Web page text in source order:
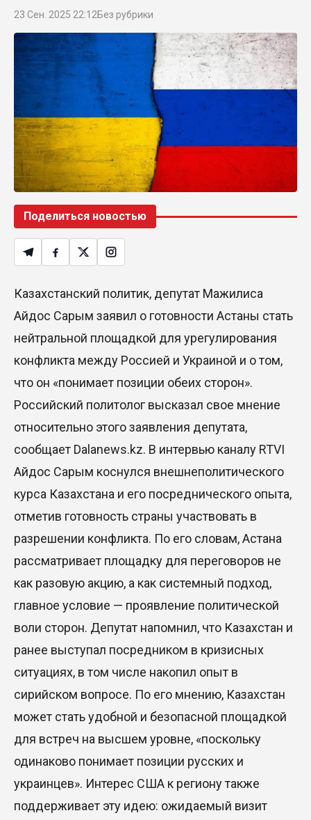
23 Сен. 2025 22:12Без рубрики
Поделиться новостью
Казахстанский политик, депутат Мажилиса
Айдос Сарым заявил о готовности Астаны стать
нейтральной площадкой для урегулирования
конфликта между Россией и Украиной и о том,
что он «понимает позиции обеих сторон».
Российский политолог высказал свое мнение
относительно этого заявления депутата,
сообщает Dalanews.kz. В интервью каналу RTVI
Айдос Сарым коснулся внешнеполитического
курса Казахстана и его посреднического опыта,
отметив готовность страны участвовать в
разрешении конфликта. По его словам, Астана
рассматривает площадку для переговоров не
как разовую акцию, а как системный подход,
главное условие — проявление политической
воли сторон. Депутат напомнил, что Казахстан и
ранее выступал посредником в кризисных
ситуациях, в том числе накопил опыт в
сирийском вопросе. По его мнению, Казахстан
может стать удобной и безопасной площадкой
для встреч на высшем уровне, «поскольку
одинаково понимает позиции русских и
украинцев». Интерес США к региону также
поддерживает эту идею: ожидаемый визит